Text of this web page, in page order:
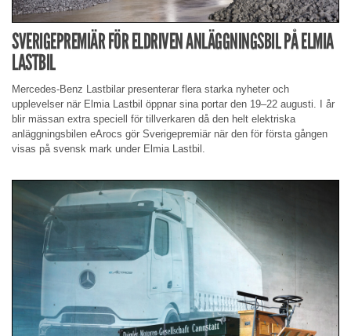
SVERIGEPREMIÄR FÖR ELDRIVEN ANLÄGGNINGSBIL PÅ ELMIA
LASTBIL
Mercedes-Benz Lastbilar presenterar flera starka nyheter och
upplevelser när Elmia Lastbil öppnar sina portar den 19–22 augusti. I år
blir mässan extra speciell för tillverkaren då den helt elektriska
anläggningsbilen eArocs gör Sverigepremiär när den för första gången
visas på svensk mark under Elmia Lastbil.